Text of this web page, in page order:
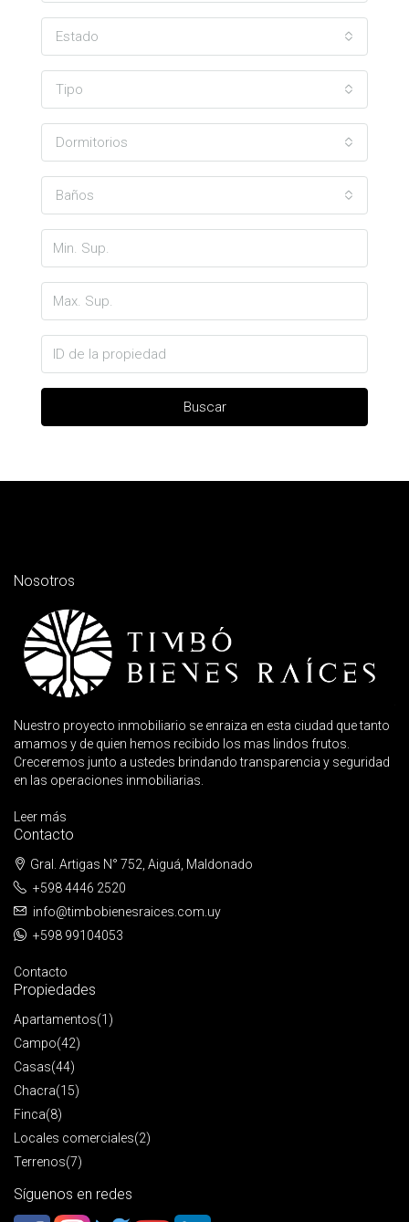
Estado
Tipo
Dormitorios
Baños
Buscar
Nosotros
Nuestro proyecto inmobiliario se enraiza en esta ciudad que tanto
amamos y de quien hemos recibido los mas lindos frutos.
Creceremos junto a ustedes brindando transparencia y seguridad
en las operaciones inmobiliarias.
Leer más
Contacto
Gral. Artigas N° 752, Aiguá, Maldonado
+598 4446 2520
info@timbobienesraices.com.uy
+598 99104053
Contacto
Propiedades
Apartamentos(1)
Campo(42)
Casas(44)
Chacra(15)
Finca(8)
Locales comerciales(2)
Terrenos(7)
Síguenos en redes